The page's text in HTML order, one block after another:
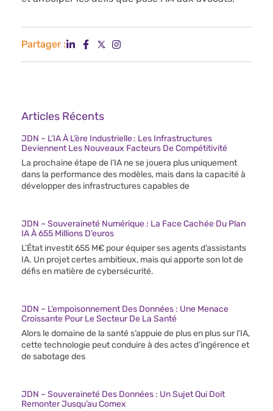
Partager :
Articles Récents
JDN – L’IA À L’ère Industrielle : Les Infrastructures
Deviennent Les Nouveaux Facteurs De Compétitivité
La prochaine étape de l’IA ne se jouera plus uniquement
dans la performance des modèles, mais dans la capacité à
développer des infrastructures capables de
JDN – Souveraineté Numérique : La Face Cachée Du Plan
IA À 655 Millions D’euros
L’État investit 655 M€ pour équiper ses agents d’assistants
IA. Un projet certes ambitieux, mais qui apporte son lot de
défis en matière de cybersécurité.
JDN – L’empoisonnement Des Données : Une Menace
Croissante Pour Le Secteur De La Santé
Alors le domaine de la santé s’appuie de plus en plus sur l’IA,
cette technologie peut conduire à des actes d’ingérence et
de sabotage des
JDN – Souveraineté Des Données : Un Sujet Qui Doit
Remonter Jusqu’au Comex